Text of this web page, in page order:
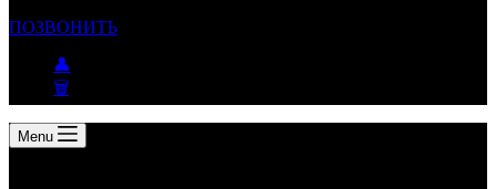
ПОЗВОНИТЬ
👤
🗑
Menu